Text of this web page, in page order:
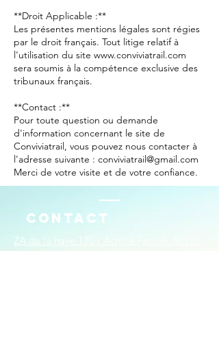
**Droit Applicable :**
Les présentes mentions légales sont régies
par le droit français. Tout litige relatif à
l'utilisation du site www.conviviatrail.com
sera soumis à la compétence exclusive des
tribunaux français.
**Contact :**
Pour toute question ou demande
d'information concernant le site de
Conviviatrail, vous pouvez nous contacter à
l'adresse suivante : conviviatrail@gmail.com
Merci de votre visite et de votre confiance.
Contact
ZA de la haye 120 r Achille Fanien, 62190
Lillers